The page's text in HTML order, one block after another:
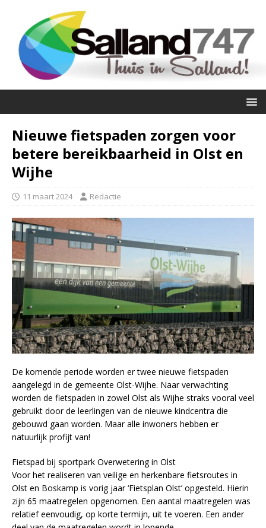
Nieuwe fietspaden zorgen voor
betere bereikbaarheid in Olst en
Wijhe
11 maart 2024 Redactie
De komende periode worden er twee nieuwe fietspaden
aangelegd in de gemeente Olst-Wijhe. Naar verwachting
worden de fietspaden in zowel Olst als Wijhe straks vooral veel
gebruikt door de leerlingen van de nieuwe kindcentra die
gebouwd gaan worden. Maar alle inwoners hebben er
natuurlijk profijt van!
Fietspad bij sportpark Overwetering in Olst
Voor het realiseren van veilige en herkenbare fietsroutes in
Olst en Boskamp is vorig jaar ‘Fietsplan Olst’ opgesteld. Hierin
zijn 65 maatregelen opgenomen. Een aantal maatregelen was
relatief eenvoudig, op korte termijn, uit te voeren. Een ander